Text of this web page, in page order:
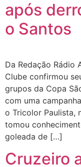
após
o Santos
Da Redação Rádio
Clube confirmou
grupos da Copa
com uma
o Tricolor Paulista,
tomou
goleada de […]
Cruzeiro